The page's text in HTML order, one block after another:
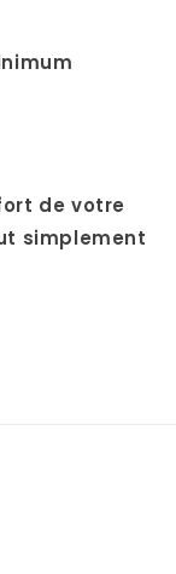
de votre
simplement